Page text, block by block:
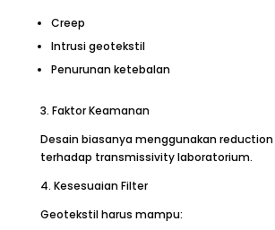
Creep
Intrusi geotekstil
Penurunan ketebalan
3. Faktor Keamanan
Desain biasanya menggunakan
terhadap transmissivity laboratorium.
4. Kesesuaian Filter
Geotekstil harus mampu: